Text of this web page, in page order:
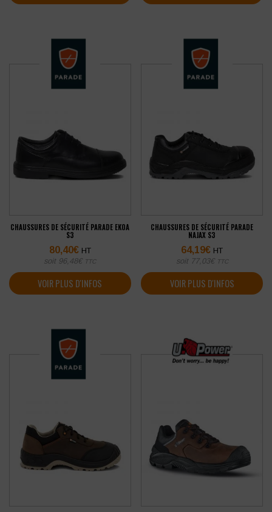
CHAUSSURES DE SÉCURITÉ PARADE EKOA
S3
80,40€ HT
soit 96,48€ TTC
VOIR PLUS D'INFOS
CHAUSSURES DE SÉCURITÉ PARADE
NAJAX S3
64,19€ HT
soit 77,03€ TTC
VOIR PLUS D'INFOS